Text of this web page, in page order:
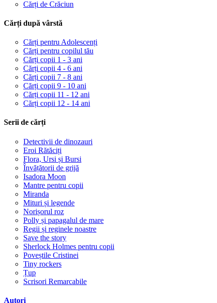
Cărți de Crăciun
Cărți după vârstă
Cărți pentru Adolescenți
Cărți pentru copilul tău
Cărți copii 1 - 3 ani
Cărți copii 4 - 6 ani
Cărți copii 7 - 8 ani
Cărți copii 9 - 10 ani
Cărți copii 11 - 12 ani
Cărți copii 12 - 14 ani
Serii de cărți
Detectivii de dinozauri
Eroi Rătăciți
Flora, Ursi și Bursi
Învățătorii de grijă
Isadora Moon
Mantre pentru copii
Miranda
Mituri și legende
Norișorul roz
Polly și papagalul de mare
Regii și reginele noastre
Save the story
Sherlock Holmes pentru copii
Poveștile Cristinei
Tiny rockers
Țup
Scrisori Remarcabile
Autori